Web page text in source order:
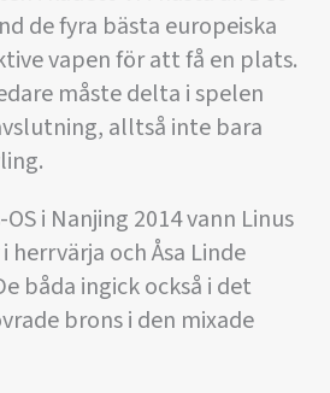
de fyra bästa europeiska
vapen för att få en plats.
måste delta i spelen
alltså inte bara
i Nanjing 2014 vann Linus
herrvärja och Åsa Linde
båda ingick också i det
brons i den mixade